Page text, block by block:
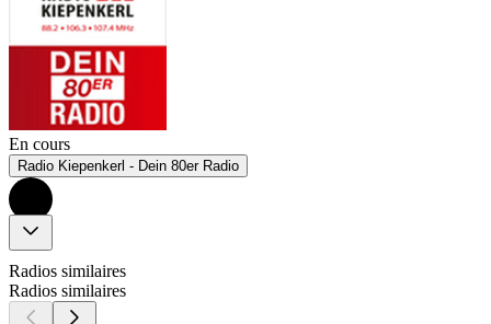
En cours
Radio Kiepenkerl - Dein 80er Radio
Radios similaires
Radios similaires